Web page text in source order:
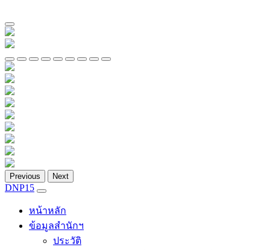
Previous Next
DNP15
หน้าหลัก
ข้อมูลสำนักฯ
ประวัติ